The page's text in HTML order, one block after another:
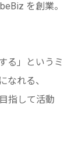
を創業。
る」というミ
なれる、
指して活動